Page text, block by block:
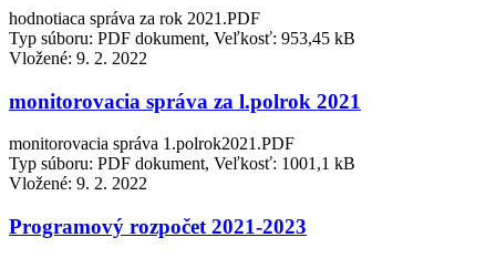
hodnotiaca správa za rok 2021.PDF
Typ súboru: PDF dokument, Veľkosť: 953,45 kB
Vložené: 9. 2. 2022
monitorovacia správa za l.polrok 2021
monitorovacia správa 1.polrok2021.PDF
Typ súboru: PDF dokument, Veľkosť: 1001,1 kB
Vložené: 9. 2. 2022
Programový rozpočet 2021-2023